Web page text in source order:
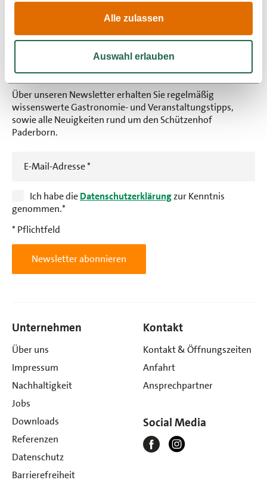
Alle zulassen
Auswahl erlauben
Newsletter abonnieren
Über unseren Newsletter erhalten Sie regelmäßig
wissenswerte Gastronomie- und Veranstaltungstipps,
sowie alle Neuigkeiten rund um den Schützenhof
Paderborn.
E-Mail-Adresse*
Ich habe dieDatenschutzerklärungzur Kenntnis
genommen.*
* Pflichtfeld
Newsletter abonnieren
Unternehmen
Über uns
Impressum
Nachhaltigkeit
Jobs
Downloads
Referenzen
Datenschutz
Barrierefreiheit
Kontakt
Kontakt & Öffnungszeiten
Anfahrt
Ansprechpartner
Social Media